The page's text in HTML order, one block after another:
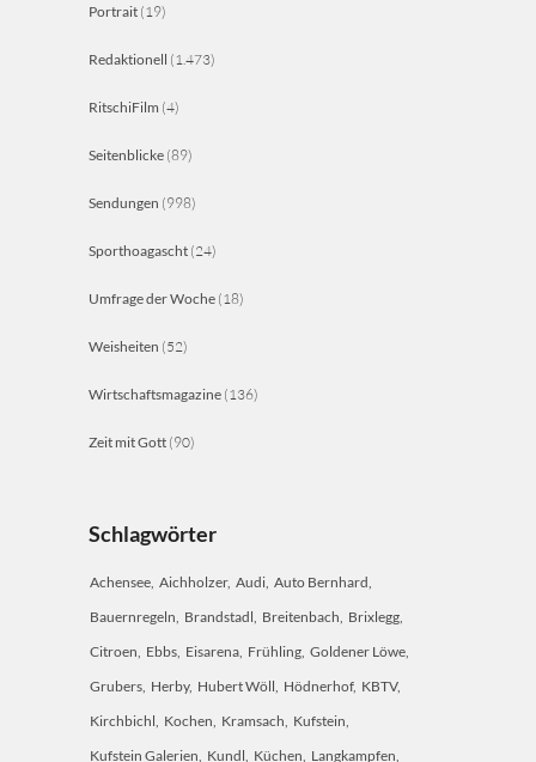
Portrait (19)
Redaktionell (1.473)
RitschiFilm (4)
Seitenblicke (89)
Sendungen (998)
Sporthoagascht (24)
Umfrage der Woche (18)
Weisheiten (52)
Wirtschaftsmagazine (136)
Zeit mit Gott (90)
Schlagwörter
Achensee Aichholzer Audi Auto Bernhard
Bauernregeln Brandstadl Breitenbach Brixlegg
Citroen Ebbs Eisarena Frühling Goldener Löwe
Grubers Herby Hubert Wöll Hödnerhof KBTV
Kirchbichl Kochen Kramsach Kufstein
Kufstein Galerien Kundl Küchen Langkampfen